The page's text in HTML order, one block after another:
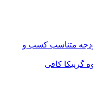
بودجه متناسب کسب و
گرنیکا کافی